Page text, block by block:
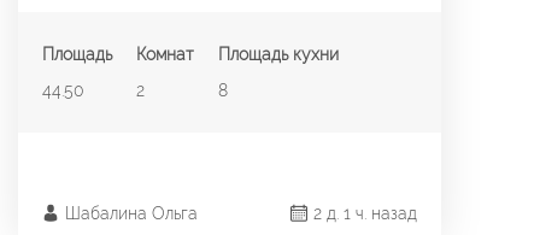
Площадь
44.50
Комнат
2
Площадь кухни
8
2 д. 1 ч. назад
Шабалина Ольга